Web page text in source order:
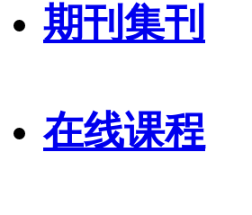
期刊集刊
在线课程